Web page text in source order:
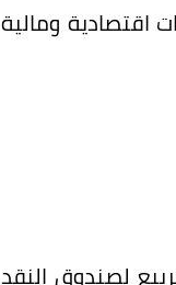
اقتصادية ومالية
لصندوق النقد